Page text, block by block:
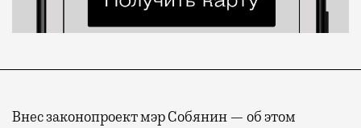
Внес законопроект мэр Собянин — об этом